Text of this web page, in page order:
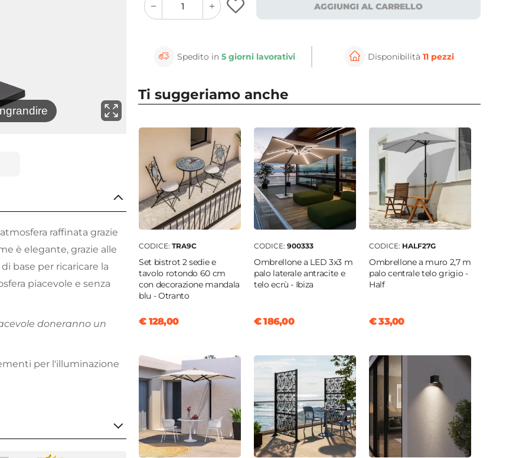
raffinata grazie
è elegante, grazie alle
base per ricaricare la
piacevole e senza
doneranno un
per l'illuminazione
quantity
button
quantity
minus
button
AGGIUNGI AL CARRELLO
Spedito in5 giorni lavorativi Disponibilità 11 pezzi
Ti suggeriamo anche
CODICE: TRA9C
Set bistrot 2 sedie e
tavolo rotondo 60 cm
con decorazione mandala
blu - Otranto
€ 128,00
CODICE: 900333
Ombrellone a LED 3x3 m
palo laterale antracite e
telo ecrù - Ibiza
€ 186,00
CODICE: HALF27G
Ombrellone a muro 2,7 m
palo centrale telo grigio -
Half
€ 33,00